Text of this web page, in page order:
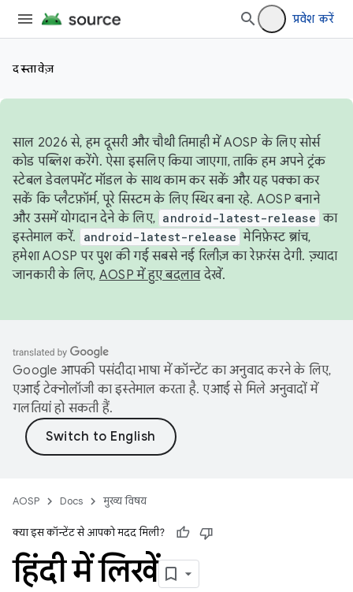
प्रवेश करें
दस्तावेज़
साल 2026 से, हम दूसरी और चौथी तिमाही में AOSP के लिए सोर्स
कोड पब्लिश करेंगे. ऐसा इसलिए किया जाएगा, ताकि हम अपने ट्रंक
स्टेबल डेवलपमेंट मॉडल के साथ काम कर सकें और यह पक्का कर
सकें कि प्लैटफ़ॉर्म, पूरे सिस्टम के लिए स्थिर बना रहे. AOSP बनाने
और उसमें योगदान देने के लिए, android-latest-release का
इस्तेमाल करें.
android-latest-release मेनिफ़ेस्ट ब्रांच,
हमेशा AOSP पर पुश की गई सबसे नई रिलीज़ का रेफ़रंस देगी. ज़्यादा
जानकारी के लिए, AOSP में हुए बदलावदेखें.
Google आपकी पसंदीदा भाषा में कॉन्टेंट का अनुवाद करने के लिए,
एआई टेक्नोलॉजी का इस्तेमाल करता है. एआई से मिले अनुवादों में
गलतियां हो सकती हैं.
AOSP Docs मुख्य विषय
क्या इस कॉन्टेंट से आपको मदद मिली?
हिंदी में लिखें